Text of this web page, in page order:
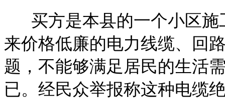
买方是本县的一个小区施
来价格低廉的电力线缆、回
题，不能够满足居民的生活
已。经民众举报称这种电缆